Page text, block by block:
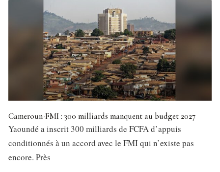
Cameroun-FMI : 300 milliards manquent au budget 2027
Yaoundé a inscrit 300 milliards de FCFA d’appuis
conditionnés à un accord avec le FMI qui n’existe pas
encore. Près